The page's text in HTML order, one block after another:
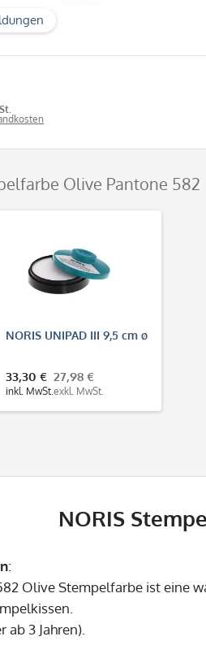
Olive Pantone 582
NORIS UNIPAD III 9,5 cm ø
33,30 €
inkl. MwSt.
27,98 €
exkl. MwSt.
NORIS
:
Olive Stempelfarbe ist eine
ab 3 Jahren).